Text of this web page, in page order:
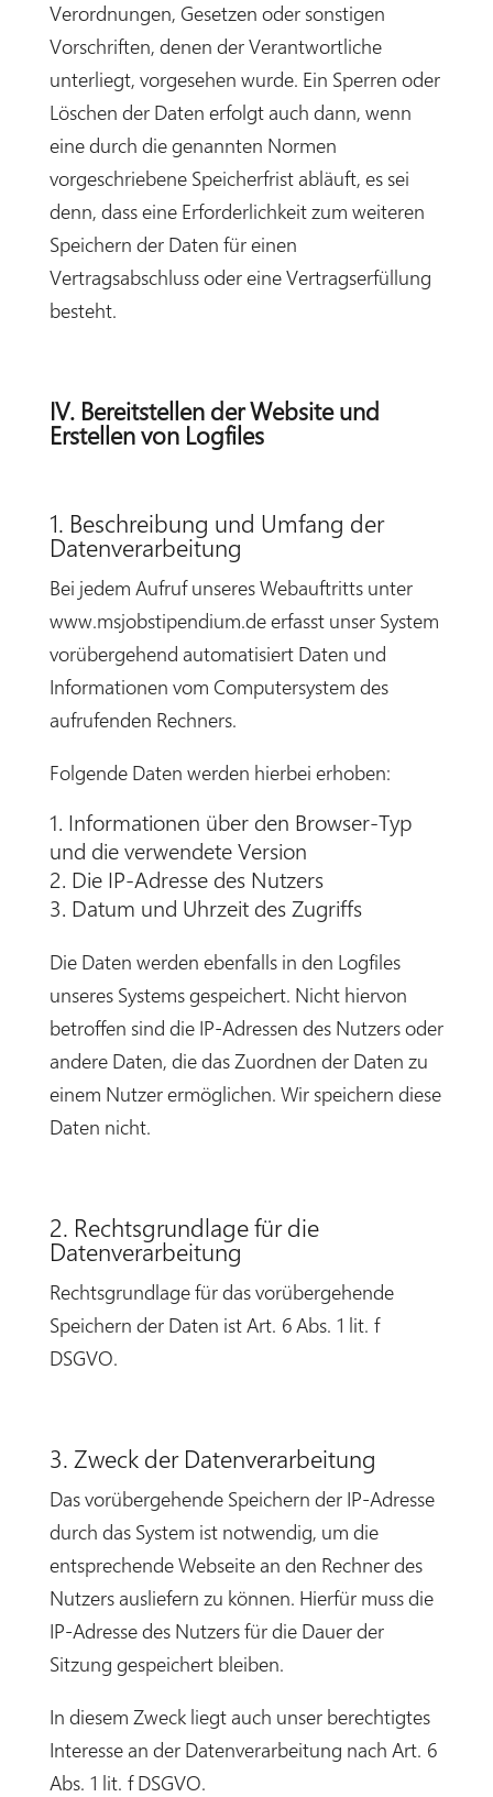
Verordnungen, Gesetzen oder sonstigen
Vorschriften, denen der Verantwortliche
unterliegt, vorgesehen wurde. Ein Sperren oder
Löschen der Daten erfolgt auch dann, wenn
eine durch die genannten Normen
vorgeschriebene Speicherfrist abläuft, es sei
denn, dass eine Erforderlichkeit zum weiteren
Speichern der Daten für einen
Vertragsabschluss oder eine Vertragserfüllung
besteht.
IV. Bereitstellen der Website und
Erstellen von Logfiles
1. Beschreibung und Umfang der
Datenverarbeitung
Bei jedem Aufruf unseres Webauftritts unter
www.msjobstipendium.de erfasst unser System
vorübergehend automatisiert Daten und
Informationen vom Computersystem des
aufrufenden Rechners.
Folgende Daten werden hierbei erhoben:
Informationen über den Browser-Typ
und die verwendete Version
Die IP-Adresse des Nutzers
Datum und Uhrzeit des Zugriffs
Die Daten werden ebenfalls in den Logfiles
unseres Systems gespeichert. Nicht hiervon
betroffen sind die IP-Adressen des Nutzers oder
andere Daten, die das Zuordnen der Daten zu
einem Nutzer ermöglichen. Wir speichern diese
Daten nicht.
2. Rechtsgrundlage für die
Datenverarbeitung
Rechtsgrundlage für das vorübergehende
Speichern der Daten ist Art. 6 Abs. 1 lit. f
DSGVO.
3. Zweck der Datenverarbeitung
Das vorübergehende Speichern der IP-Adresse
durch das System ist notwendig, um die
entsprechende Webseite an den Rechner des
Nutzers ausliefern zu können. Hierfür muss die
IP-Adresse des Nutzers für die Dauer der
Sitzung gespeichert bleiben.
In diesem Zweck liegt auch unser berechtigtes
Interesse an der Datenverarbeitung nach Art. 6
Abs. 1 lit. f DSGVO.